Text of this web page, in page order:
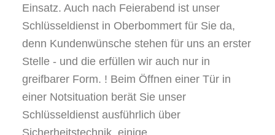
Einsatz. Auch nach Feierabend ist unser
Schlüsseldienst in Oberbommert für Sie da,
denn Kundenwünsche stehen für uns an erster
Stelle - und die erfüllen wir auch nur in
greifbarer Form. ! Beim Öffnen einer Tür in
einer Notsituation berät Sie unser
Schlüsseldienst ausführlich über
Sicherheitstechnik, einige